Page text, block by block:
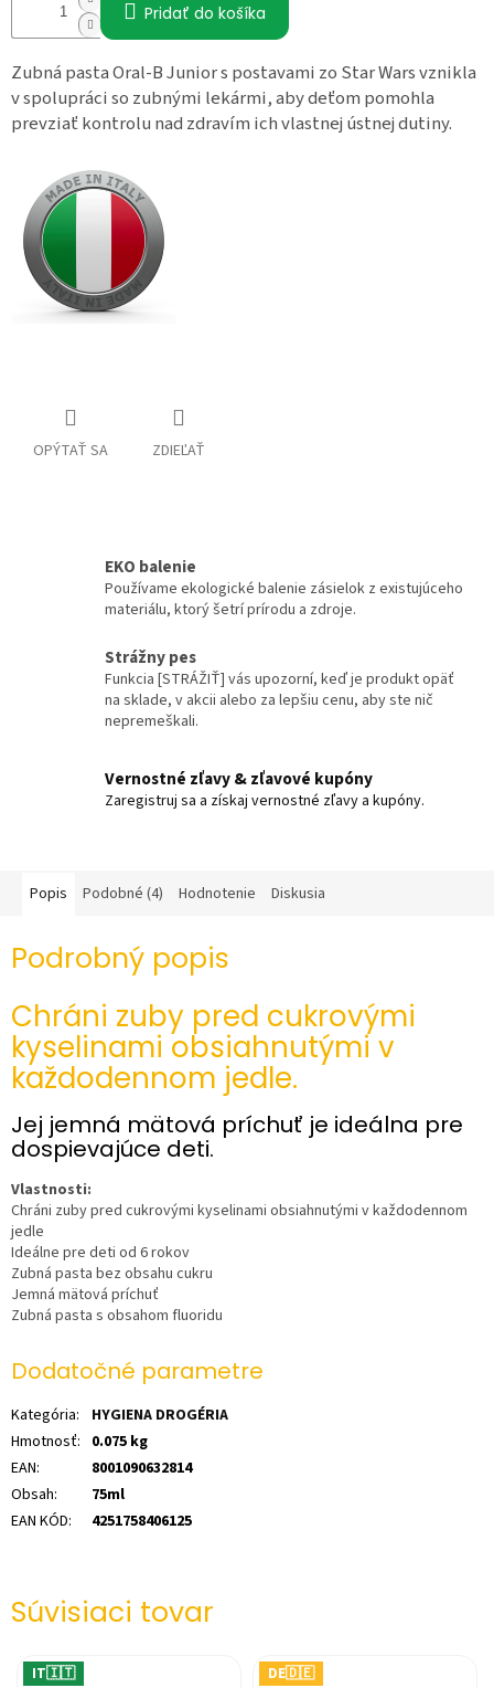
Pridať do košíka
Zubná pasta Oral-B Junior s postavami zo Star Wars vznikla
v spolupráci so zubnými lekármi, aby deťom pomohla
prevziať kontrolu nad zdravím ich vlastnej ústnej dutiny.
OPÝTAŤ SA ZDIEĽAŤ
EKO balenie
Používame ekologické balenie zásielok z existujúceho
materiálu, ktorý šetrí prírodu a zdroje.
Strážny pes
Funkcia [STRÁŽIŤ] vás upozorní, keď je produkt opäť
na sklade, v akcii alebo za lepšiu cenu, aby ste nič
nepremeškali.
Vernostné zľavy & zľavové kupóny
Zaregistruj sa a získaj vernostné zľavy a kupóny.
Súvisiaci tovar
IT🇮🇹 DE🇩🇪
Popis Podobné (4) Hodnotenie Diskusia
Podrobný popis
Chráni zuby pred cukrovými
kyselinami obsiahnutými v
každodennom jedle.
Jej jemná mätová príchuť je ideálna pre
dospievajúce deti.
Vlastnosti:
Chráni zuby pred cukrovými kyselinami obsiahnutými v každodennom
jedle
Ideálne pre deti od 6 rokov
Zubná pasta bez obsahu cukru
Jemná mätová príchuť
Zubná pasta s obsahom fluoridu
Dodatočné parametre
Kategória:
HYGIENA DROGÉRIA
Hmotnosť: 0.075 kg
EAN:
8001090632814
Obsah:
75ml
EAN KÓD: 4251758406125